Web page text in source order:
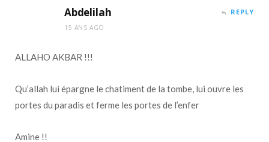
Abdelilah
15 ANS AGO
REPLY
ALLAHO AKBAR !!!
Qu’allah lui épargne le chatiment de la tombe, lui ouvre les
portes du paradis et ferme les portes de l’enfer
Amine !!